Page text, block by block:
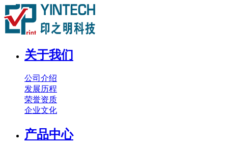
关于我们
公司介绍
发展历程
荣誉资质
企业文化
产品中心